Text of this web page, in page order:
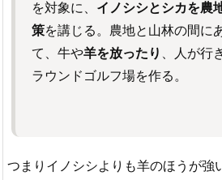
を対象に、 イノシシとシカを農
策を講じる。農地と山林の間に
て、牛や羊を放ったり
、人が行
ラウンドゴルフ場を作る。
つまりイノシシよりも羊のほうが強